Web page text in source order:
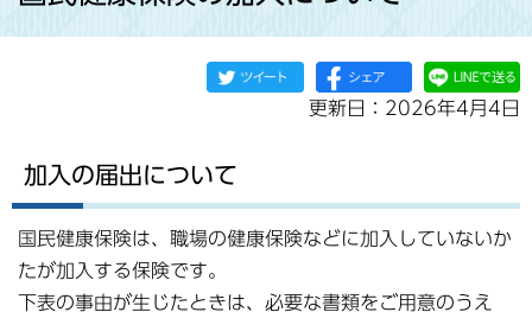
更新日：2026年4月4日
加入の届出について
国民健康保険は、職場の健康保険などに加入していないか
たが加入する保険です。
下表の事由が生じたときは、必要な書類をご用意のうえ